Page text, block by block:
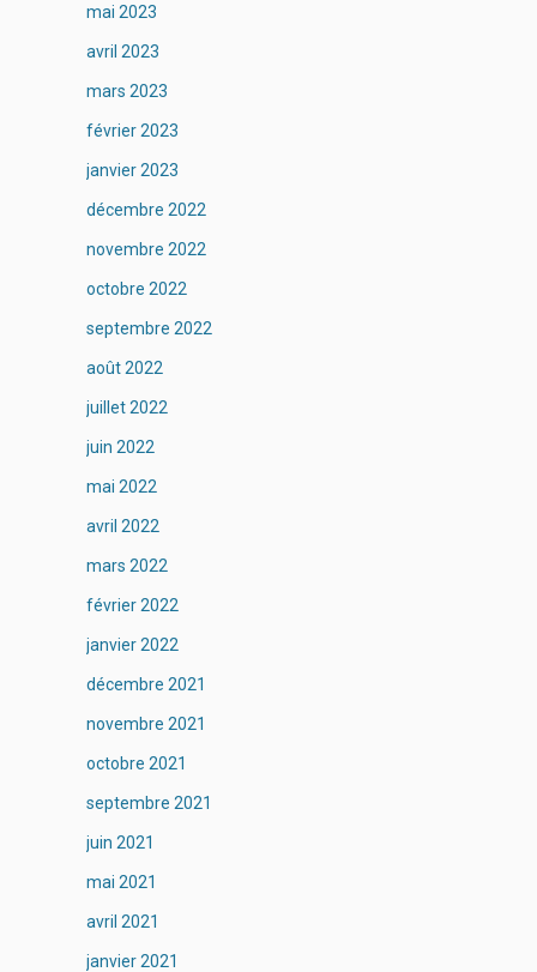
mai 2023
avril 2023
mars 2023
février 2023
janvier 2023
décembre 2022
novembre 2022
octobre 2022
septembre 2022
août 2022
juillet 2022
juin 2022
mai 2022
avril 2022
mars 2022
février 2022
janvier 2022
décembre 2021
novembre 2021
octobre 2021
septembre 2021
juin 2021
mai 2021
avril 2021
janvier 2021